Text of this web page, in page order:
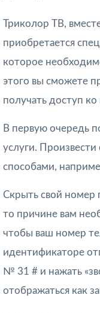
Триколор ТВ,
приобретается
которое
этого вы сможете
получать доступ
В первую очередь
услуги.
способами,
Скрыть свой номер
то причине вам
чтобы ваш номер
идентификаторе
№ 31 # и нажать
отображаться как